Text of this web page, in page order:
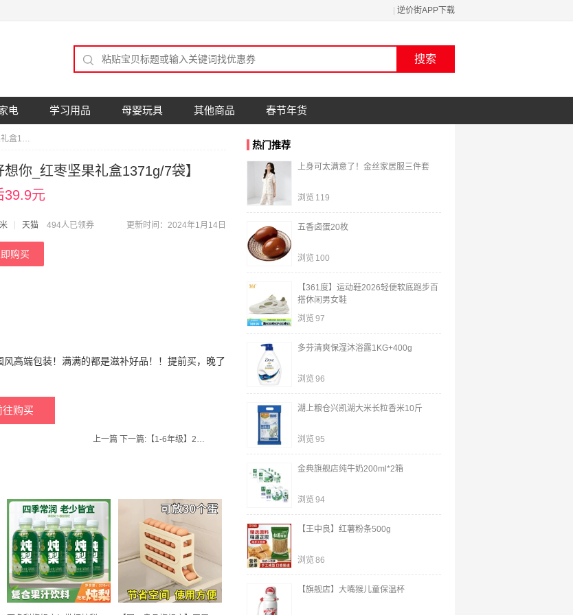
逆价街APP下载
电 学习用品 母婴玩具 其他商品 春节年货
【好想你_红枣坚果礼盒1371g/7袋】
想你_红枣坚果礼盒1371g/7袋】
39.9元
天猫 494人已领券 更新时间：2024年1月14日
购买
高端包装！满满的都是滋补好品！！提前买，晚了
往购买
上一篇 下一篇: 【1-6年级】2024黄冈课课练
热门推荐
上身可太满意了！金丝家居服三件套
浏览 119
五香卤蛋20枚
浏览 100
【361度】运动鞋2026轻便软底跑步百
搭休闲男女鞋
浏览 97
多芬清爽保湿沐浴露1KG+400g
浏览 96
湖上粮仓兴凯湖大米长粒香米10斤
浏览 95
金典旗舰店纯牛奶200ml*2箱
浏览 94
【王中良】红薯粉条500g
浏览 86
【旗舰店】大嘴猴儿童保温杯